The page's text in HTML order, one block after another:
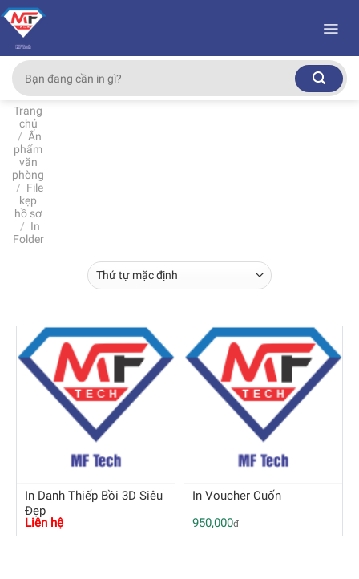
Skip
to
content
Tìm
kiếm:
Trang
chủ
/ Ấn
phẩm
văn
phòng
/ File
kẹp
hồ sơ
/ In
Folder
In Danh Thiếp Bồi 3D Siêu
Đẹp
Liên hệ
In Voucher Cuốn
950,000đ